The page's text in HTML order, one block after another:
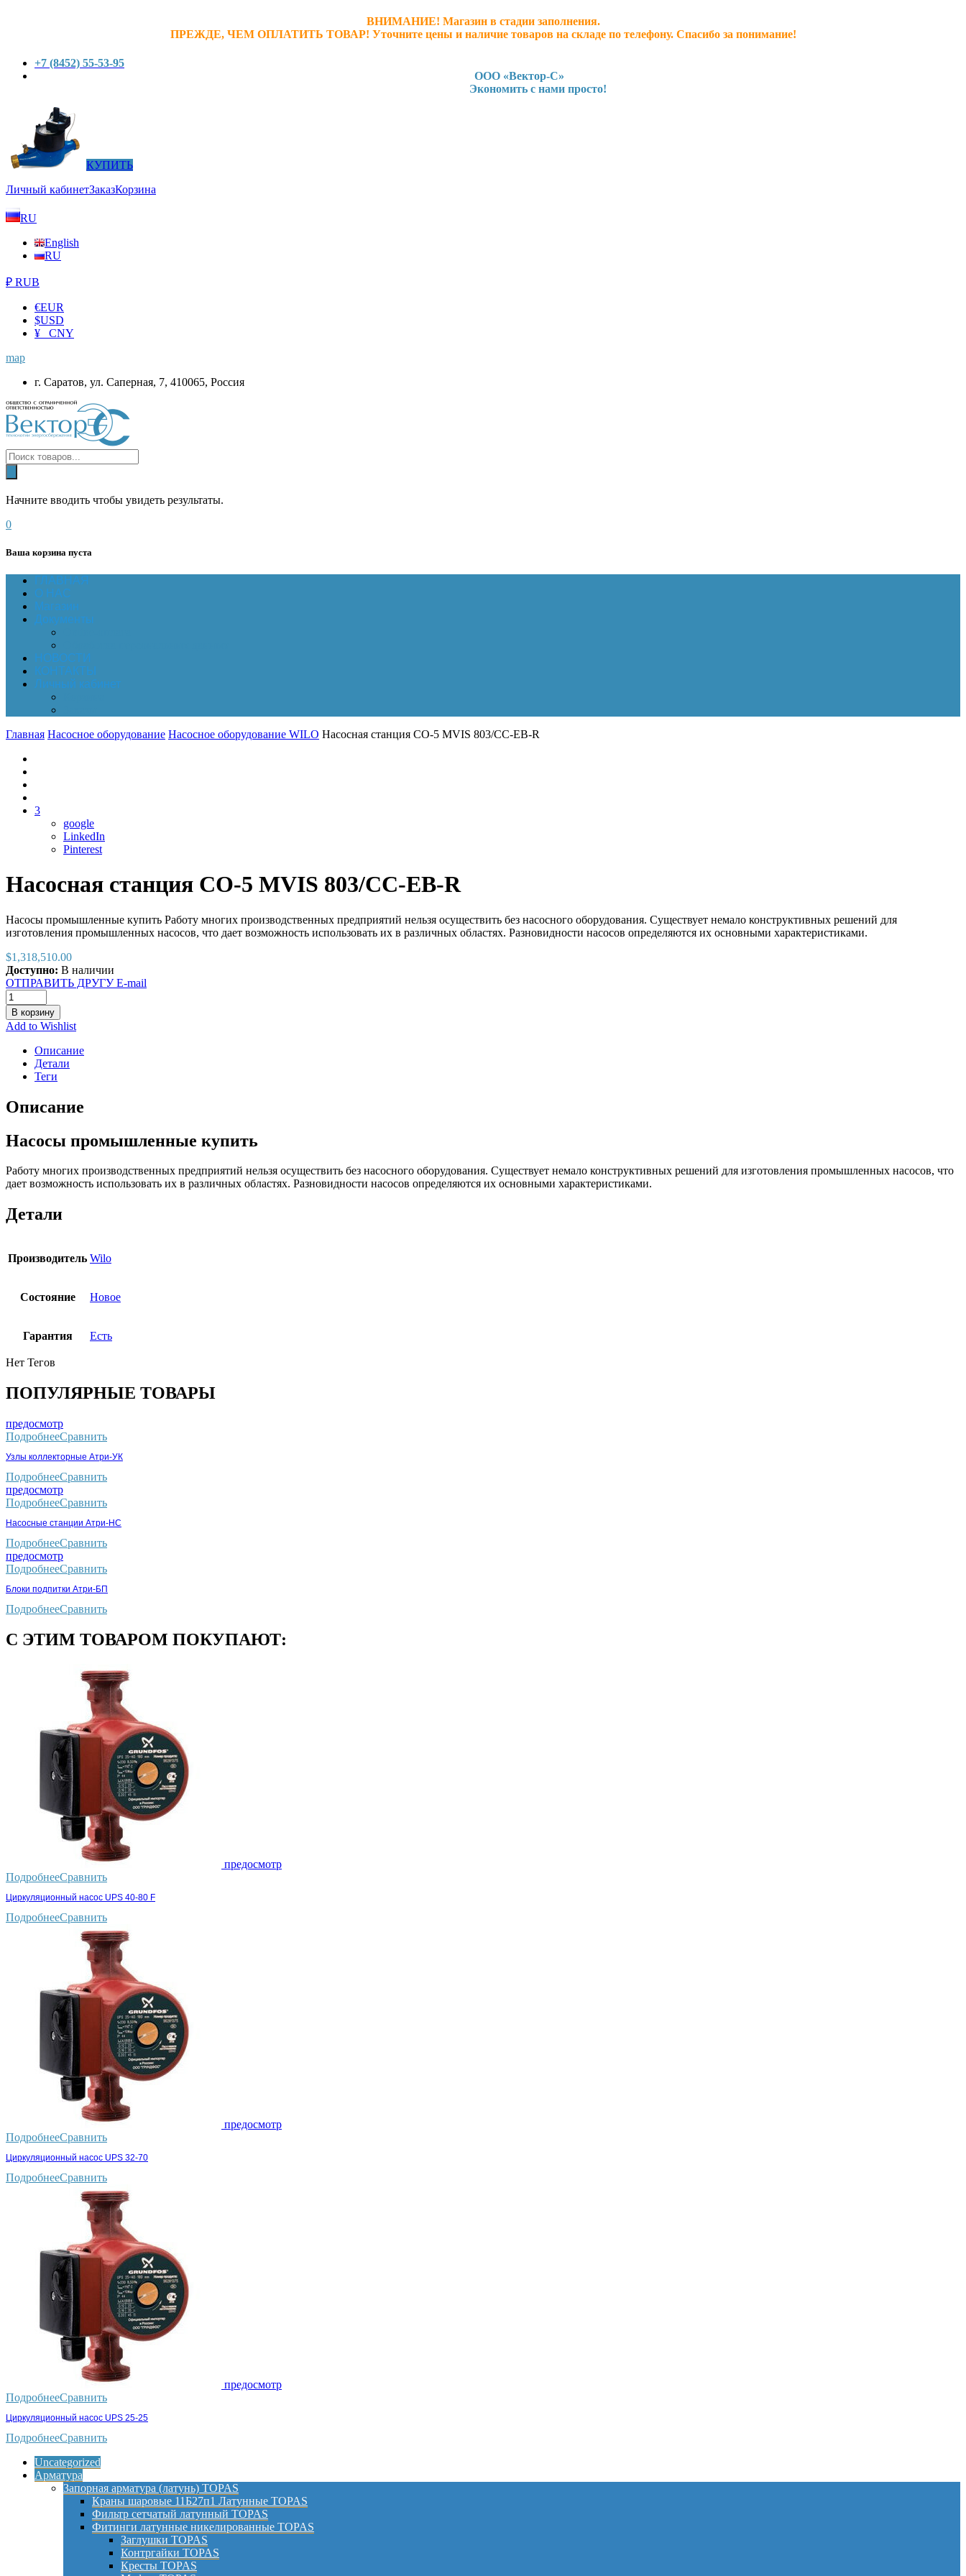
ВНИМАНИЕ! Магазин в стадии заполнения.
ПРЕЖДЕ, ЧЕМ ОПЛАТИТЬ ТОВАР! Уточните цены и наличие товаров на складе по телефону. Спасибо за понимание!
+7 (8452) 55-53-95
ООО «Вектор-С»
Экономить с нами просто!
КУПИТЬ
Личный кабинетЗаказКорзина
RU
English
RU
₽ RUB
€EUR
$USD
¥ CNY
map
г. Саратов, ул. Саперная, 7, 410065, Россия
Начните вводить чтобы увидеть результаты.
0
Ваша корзина пуста
ГЛАВНАЯ
О НАС
Магазин
Документы
НОВОСТИ
КОНТАКТЫ
Личный кабинет
Главная Насосное оборудование Насосное оборудование WILO Насосная станция CO-5 MVIS 803/CC-EB-R
3
google
LinkedIn
Pinterest
Насосная станция CO-5 MVIS 803/CC-EB-R
Насосы промышленные купить Работу многих производственных предприятий нельзя осуществить без насосного оборудования. Существует немало конструктивных решений для
изготовления промышленных насосов, что дает возможность использовать их в различных областях. Разновидности насосов определяются их основными характеристиками.
$1,318,510.00
Доступно: В наличии
ОТПРАВИТЬ ДРУГУ E-mail
В корзину
Add to Wishlist
Описание
Детали
Теги
Описание
Насосы промышленные купить
Работу многих производственных предприятий нельзя осуществить без насосного оборудования. Существует немало конструктивных решений для изготовления промышленных насосов, что
дает возможность использовать их в различных областях. Разновидности насосов определяются их основными характеристиками.
Детали
Производитель Wilo
Состояние Новое
Гарантия Есть
Нет Тегов
ПОПУЛЯРНЫЕ ТОВАРЫ
предосмотр
ПодробнееСравнить
Узлы коллекторные Атри-УК
ПодробнееСравнить
предосмотр
ПодробнееСравнить
Насосные станции Атри-НС
ПодробнееСравнить
предосмотр
ПодробнееСравнить
Блоки подпитки Атри-БП
ПодробнееСравнить
С ЭТИМ ТОВАРОМ ПОКУПАЮТ:
предосмотр
ПодробнееСравнить
Циркуляционный насос UPS 40-80 F
ПодробнееСравнить
предосмотр
ПодробнееСравнить
Циркуляционный насос UPS 32-70
ПодробнееСравнить
предосмотр
ПодробнееСравнить
Циркуляционный насос UPS 25-25
ПодробнееСравнить
Uncategorized
Арматура
Запорная арматура (латунь) TOPAS
Краны шаровые 11Б27п1 Латунные TOPAS
Фильтр сетчатый латунный TOPAS
Фитинги латунные никелированные TOPAS
Заглушки TOPAS
Контргайки TOPAS
Кресты TOPAS